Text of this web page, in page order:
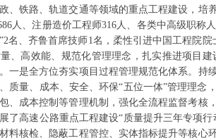
、铁路、轨道交通等领域的重点工程建设，
人、注册造价工程师316人、各类中高级职称
名、齐鲁首席技师1名，柔性引进中国工程院
、高效能、规范化管理理念，扎实推进项目
一是全方位夯实项目过程管理规范化体系。
质量、成本、安全、环保“五位一体”管理理
、成本控制等管理机制，强化全流程监督考
了高速公路重点工程建设“质量提升三年专项
料核检、隐蔽工程管控、实体指标提升等核